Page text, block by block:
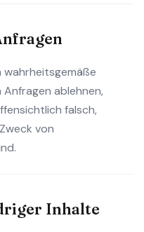
ablehnen,
falsch,
von
Inhalte